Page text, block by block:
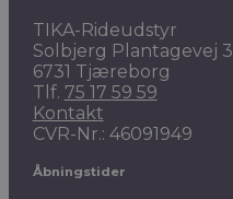
TIKA-Rideudstyr
Solbjerg Plantagevej 3
6731 Tjæreborg
Tlf. 75 17 59 59
Kontakt
CVR-Nr.: 46091949
Åbningstider